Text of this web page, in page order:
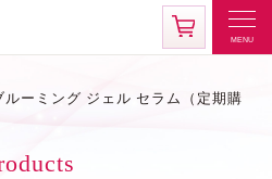
ーミング ジェル セラム（定期購